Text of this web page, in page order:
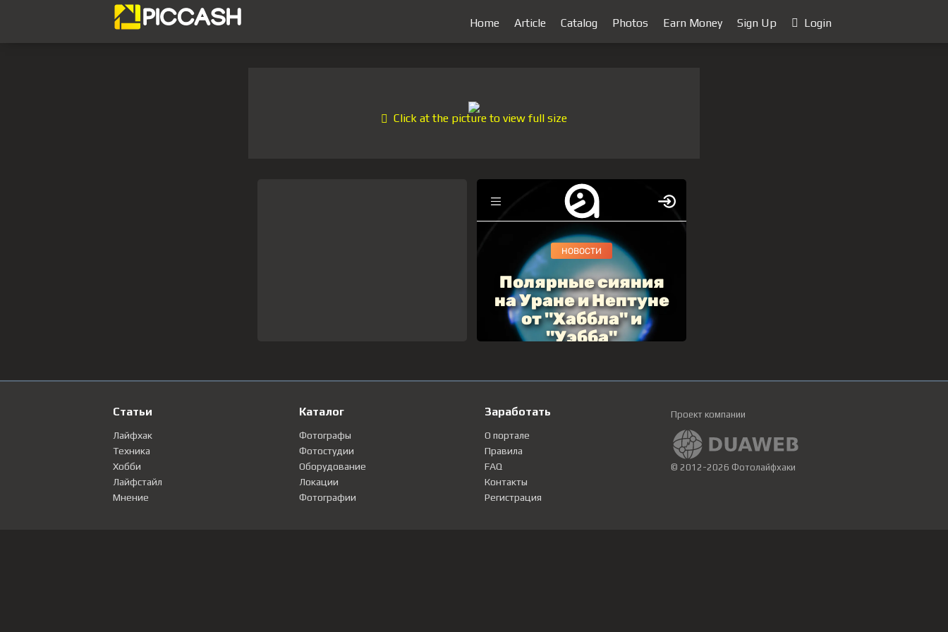
Home Article Catalog Photos Earn Money Sign Up Login
Click at the picture to view full size
Статьи
Лайфхак
Техника
Хобби
Лайфстайл
Мнение
Каталог
Фотографы
Фотостудии
Оборудование
Локации
Фотографии
Заработать
О портале
Правила
FAQ
Контакты
Регистрация
Проект компании
© 2012-2026 Фотолайфхаки